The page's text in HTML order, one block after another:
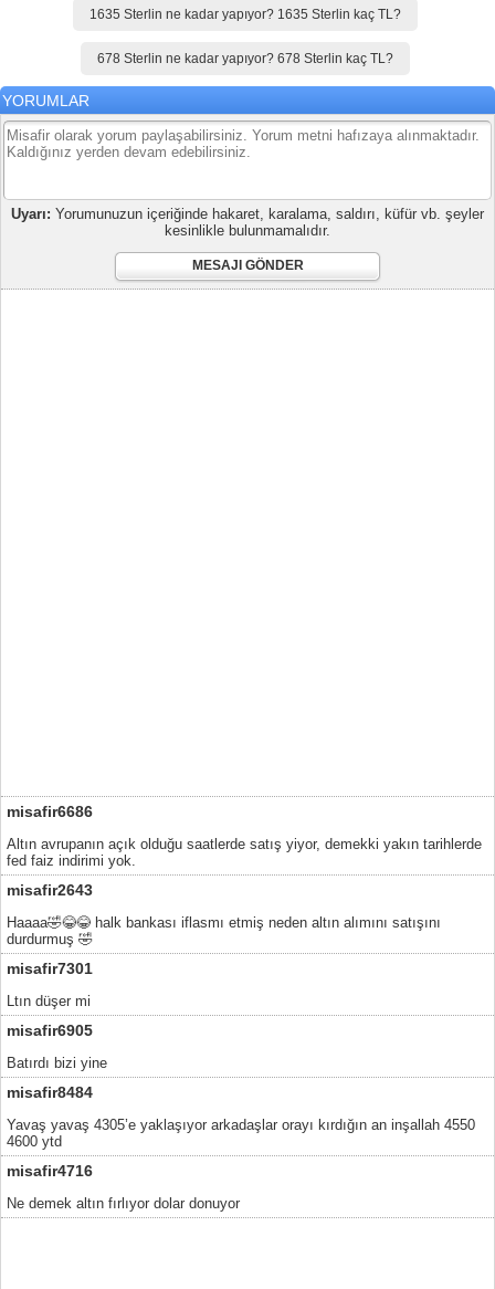
1635 Sterlin ne kadar yapıyor? 1635 Sterlin kaç TL?
678 Sterlin ne kadar yapıyor? 678 Sterlin kaç TL?
YORUMLAR
Uyarı: Yorumunuzun içeriğinde hakaret, karalama, saldırı, küfür vb. şeyler
kesinlikle bulunmamalıdır.
MESAJI GÖNDER
misafir6686
Altın avrupanın açık olduğu saatlerde satış yiyor, demekki yakın tarihlerde
fed faiz indirimi yok.
misafir2643
Haaaa🤣😂😂 halk bankası iflasmı etmiş neden altın alımını satışını
durdurmuş 🤣
misafir7301
Ltın düşer mi
misafir6905
Batırdı bizi yine
misafir8484
Yavaş yavaş 4305’e yaklaşıyor arkadaşlar orayı kırdığın an inşallah 4550
4600 ytd
misafir4716
Ne demek altın fırlıyor dolar donuyor